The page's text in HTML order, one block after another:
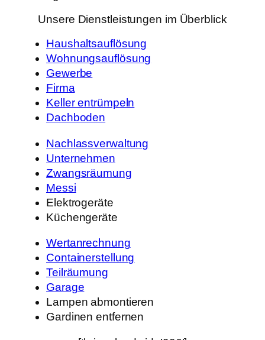
Unsere Dienstleistungen im Überblick
Haushaltsauflösung
Wohnungsauflösung
Gewerbe
Firma
Keller entrümpeln
Dachboden
Nachlassverwaltung
Unternehmen
Zwangsräumung
Messi
Elektrogeräte
Küchengeräte
Wertanrechnung
Containerstellung
Teilräumung
Garage
Lampen abmontieren
Gardinen entfernen